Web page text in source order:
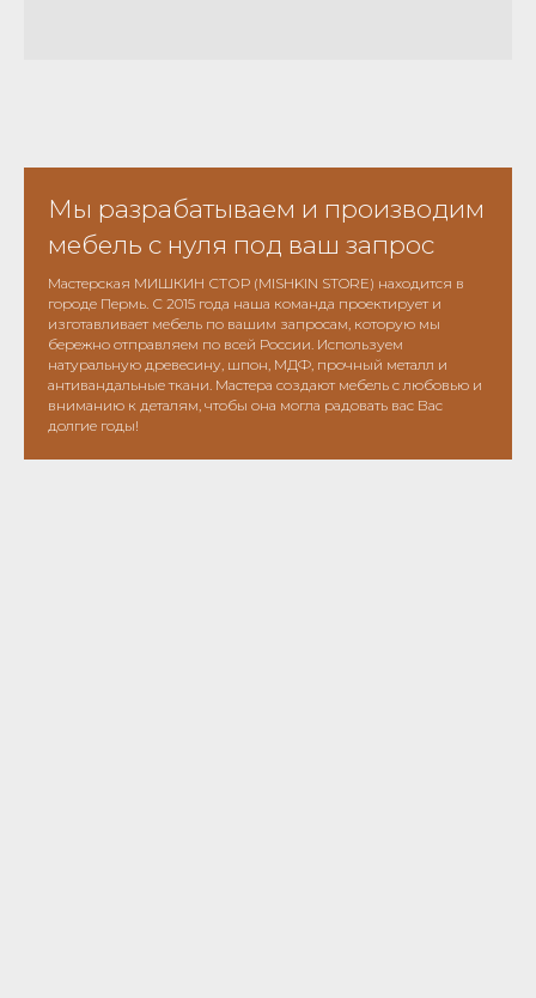
Мы разрабатываем и производим
мебель с нуля под ваш запрос
Мастерская МИШКИН СТОР (MISHKIN STORE) находится в
городе Пермь. С 2015 года наша команда проектирует и
изготавливает мебель по вашим запросам, которую мы
бережно отправляем по всей России. Используем
натуральную древесину, шпон, МДФ, прочный металл и
антивандальные ткани. Мастера создают мебель с любовью и
вниманию к деталям, чтобы она могла радовать вас Вас
долгие годы!